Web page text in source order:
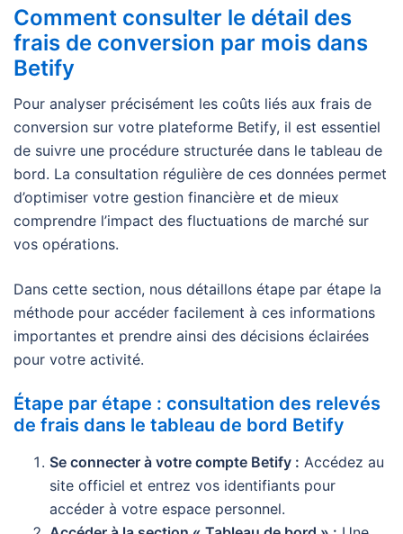
Comment consulter le détail des
frais de conversion par mois dans
Betify
Pour analyser précisément les coûts liés aux frais de
conversion sur votre plateforme Betify, il est essentiel
de suivre une procédure structurée dans le tableau de
bord. La consultation régulière de ces données permet
d’optimiser votre gestion financière et de mieux
comprendre l’impact des fluctuations de marché sur
vos opérations.
Dans cette section, nous détaillons étape par étape la
méthode pour accéder facilement à ces informations
importantes et prendre ainsi des décisions éclairées
pour votre activité.
Étape par étape : consultation des relevés
de frais dans le tableau de bord Betify
Se connecter à votre compte Betify : Accédez au
site officiel et entrez vos identifiants pour
accéder à votre espace personnel.